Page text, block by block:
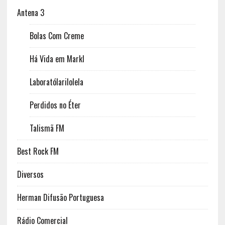
Antena 3
Bolas Com Creme
Há Vida em Markl
Laboratólarilolela
Perdidos no Éter
Talismã FM
Best Rock FM
Diversos
Herman Difusão Portuguesa
Rádio Comercial